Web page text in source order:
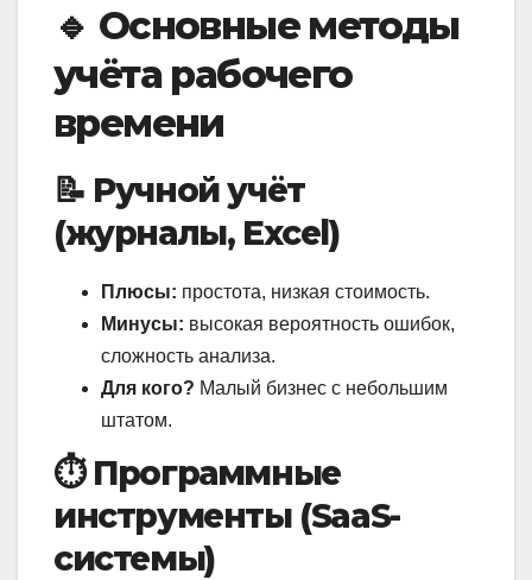
🔹 Основные методы
учёта рабочего
времени
📝 Ручной учёт
(журналы, Excel)
Плюсы: простота, низкая стоимость.
Минусы: высокая вероятность ошибок,
сложность анализа.
Для кого? Малый бизнес с небольшим
штатом.
⏱️ Программные
инструменты (SaaS-
системы)